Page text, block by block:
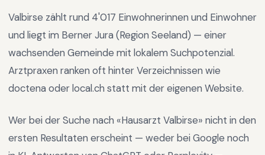
Valbirse zählt rund 4'017 Einwohnerinnen und Einwohner
und liegt im Berner Jura (Region Seeland) — einer
wachsenden Gemeinde mit lokalem Suchpotenzial.
Arztpraxen ranken oft hinter Verzeichnissen wie
doctena oder local.ch statt mit der eigenen Website.
Wer bei der Suche nach «Hausarzt Valbirse» nicht in den
ersten Resultaten erscheint — weder bei Google noch